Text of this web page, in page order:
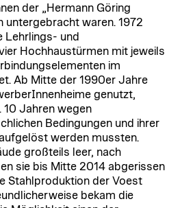
der „Hermann Göring
untergebracht waren. 1972
Lehrlings- und
Hochhaustürmen mit jeweils
im
Ab Mitte der 1990er Jahre
genutzt,
10 Jahren wegen
Bedingungen und ihrer
werden mussten.
großteils leer, nach
sie bis Mitte 2014 abgerissen
Stahlproduktion der Voest
bekam die